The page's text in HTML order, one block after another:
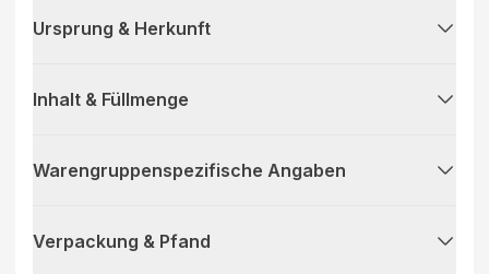
Ursprung & Herkunft
Inhalt & Füllmenge
Warengruppenspezifische Angaben
Verpackung & Pfand